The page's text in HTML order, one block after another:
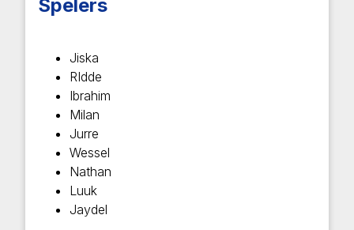
Spelers
Jiska
RIdde
Ibrahim
Milan
Jurre
Wessel
Nathan
Luuk
Jaydel